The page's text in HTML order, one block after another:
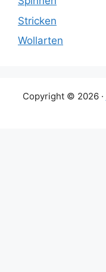
Stricken
Wollarten
Copyright © 2026 ·